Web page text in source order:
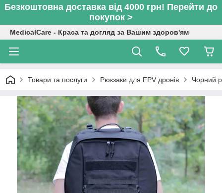
Безкоштовна доставка від 4000 грн! Перейти до
покупок >
MedicalCare - Краса та догляд за Вашим здоров'ям
Товари та послуги Рюкзаки для FPV дронів Чорний